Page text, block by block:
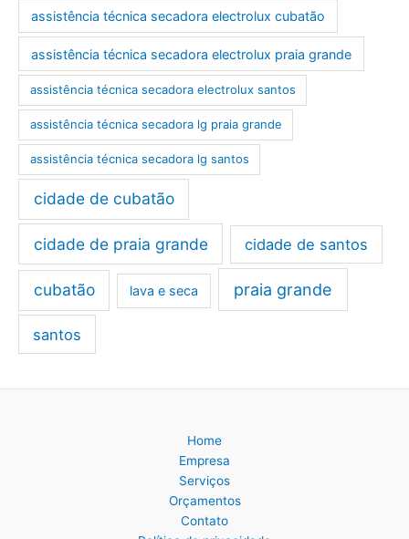
assistência técnica secadora electrolux cubatão
assistência técnica secadora electrolux praia grande
assistência técnica secadora electrolux santos
assistência técnica secadora lg praia grande
assistência técnica secadora lg santos
cidade de cubatão
cidade de praia grande cidade de santos
cubatão lava e seca praia grande
santos
Home
Empresa
Serviços
Orçamentos
Contato